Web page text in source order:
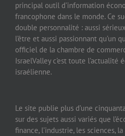
principal outil d’information
francophone dans le monde. Ce
double personnalité : aussi
l’être et aussi passionnant qu’un
officiel de la chambre de
IsraelValley c’est toute l’actualité
israélienne.
Le site publie plus d’une
sur des sujets aussi variés que
finance, l’industrie, les sciences, la